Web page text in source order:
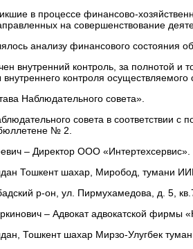
в процессе финансово-
на совершенствование
анализу финансового состояния
внутренний контроль, за полнотой
контроля осуществляемого
Наблюдательного совета».
совета в соответствии
№ 2.
– Директор ООО «Интертехсервис».
Тошкент шахар, Миробод, тумани
р-он, ул. Пирмухамедова, д. 5,
– Адвокат адвокатской фирмы
Тошкент шахар Мирзо-Улугбек